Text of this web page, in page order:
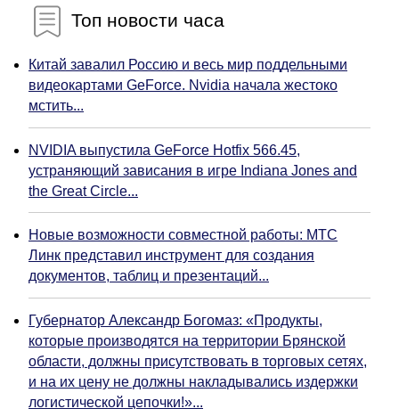
Топ новости часа
Китай завалил Россию и весь мир поддельными
видеокартами GeForce. Nvidia начала жестоко
мстить...
NVIDIA выпустила GeForce Hotfix 566.45,
устраняющий зависания в игре Indiana Jones and
the Great Circle...
Новые возможности совместной работы: МТС
Линк представил инструмент для создания
документов, таблиц и презентаций...
Губернатор Александр Богомаз: «Продукты,
которые производятся на территории Брянской
области, должны присутствовать в торговых сетях,
и на их цену не должны накладывались издержки
логистической цепочки!»...